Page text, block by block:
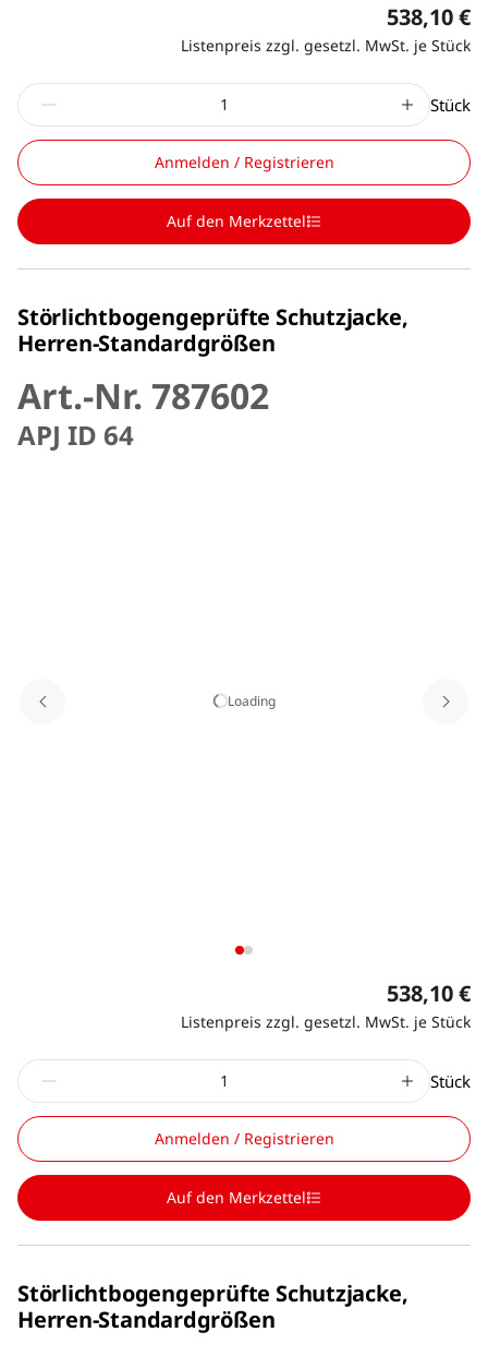
538,10 €
Listenpreis zzgl. gesetzl. MwSt. je Stück
Stück
Anmelden / Registrieren
Auf den Merkzettel
Störlichtbogengeprüfte Schutzjacke,
Herren-Standardgrößen
Art.-Nr. 787602
APJ ID 64
Loading
538,10 €
Listenpreis zzgl. gesetzl. MwSt. je Stück
Stück
Anmelden / Registrieren
Auf den Merkzettel
Störlichtbogengeprüfte Schutzjacke,
Herren-Standardgrößen